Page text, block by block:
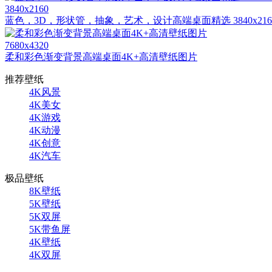
3840x2160
蓝色，3D，形状管，抽象，艺术，设计高端桌面精选
7680x4320
柔和彩色渐变背景高端桌面4K+高清壁纸图片
推荐壁纸
4K风景
4K美女
4K游戏
4K动漫
4K创意
4K汽车
极品壁纸
8K壁纸
5K壁纸
5K双屏
5K带鱼屏
4K壁纸
4K双屏